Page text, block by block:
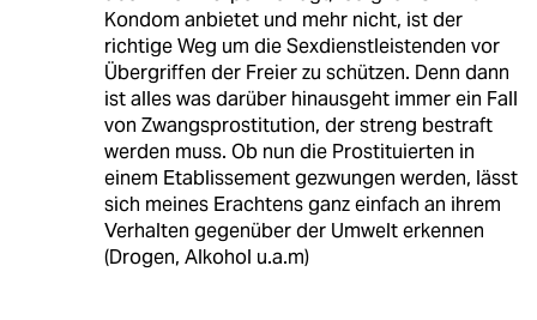
Kondom anbietet und mehr nicht, ist der
richtige Weg um die Sexdienstleistenden vor
Übergriffen der Freier zu schützen. Denn dann
ist alles was darüber hinausgeht immer ein Fall
von Zwangsprostitution, der streng bestraft
werden muss. Ob nun die Prostituierten in
einem Etablissement gezwungen werden, lässt
sich meines Erachtens ganz einfach an ihrem
Verhalten gegenüber der Umwelt erkennen
(Drogen, Alkohol u.a.m)